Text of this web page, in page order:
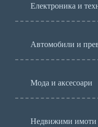
Електроника и
Автомобили и
Мода и аксесоари
Недвижими имоти